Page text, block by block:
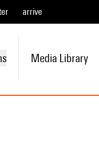
arrive
Media Library